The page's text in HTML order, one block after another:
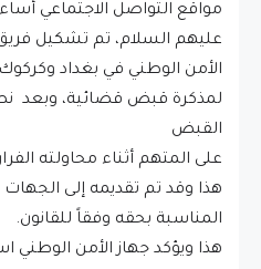
مواقع التواصل الاجتماعي
عليهم السلام، تم تشكيل
الأمن الوطني في بغداد
لمذكرة قبض قضائية، وبعد
القبض
على المتهم أثناء محاولته
هذا وقد تم تقديمه إلى الجهات
المناسبة بحقه وفقاً للقانون.
هذا ويؤكد جهاز الأمن الوطني